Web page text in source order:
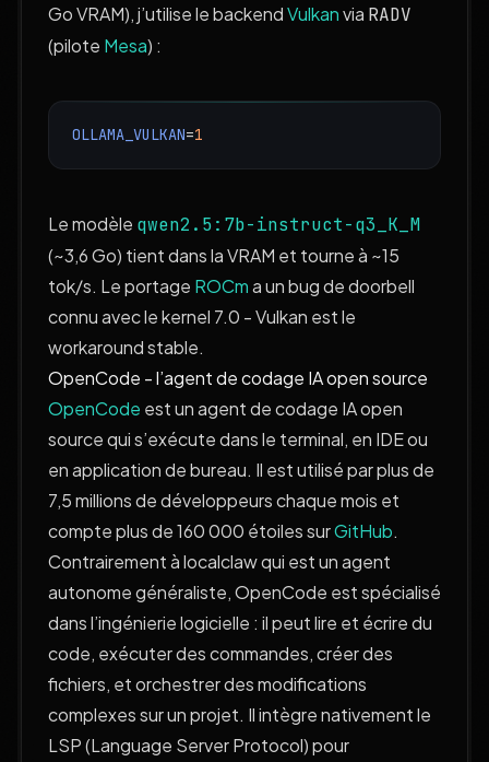
Go VRAM), j’utilise le backendVulkanvia RADV
(pilote Mesa) :
OLLAMA_VULKAN=1
Le modèle qwen2.5:7b-instruct-q3_K_M
(~3,6 Go) tient dans la VRAM et tourne à ~15
tok/s. Le portage ROCma un bug de doorbell
connu avec le kernel 7.0 - Vulkan est le
workaround stable.
OpenCode - l’agent de codage IA open source
OpenCode est un agent de codage IA open
source qui s’exécute dans le terminal, en IDE ou
en application de bureau. Il est utilisé par plus de
7,5 millions de développeurs chaque mois et
compte plus de 160 000 étoiles surGitHub.
Contrairement à localclaw qui est un agent
autonome généraliste, OpenCode est spécialisé
dans l’ingénierie logicielle : il peut lire et écrire du
code, exécuter des commandes, créer des
fichiers, et orchestrer des modifications
complexes sur un projet. Il intègre nativement le
LSP (Language Server Protocol) pour